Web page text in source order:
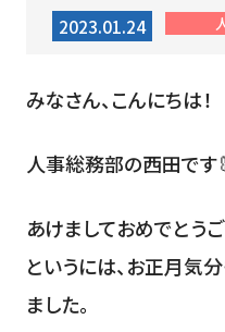
2023.01.24
みなさん、こんにちは！
人事総務部の西田です
あけましておめでとうご
というには、お正月気
ました。